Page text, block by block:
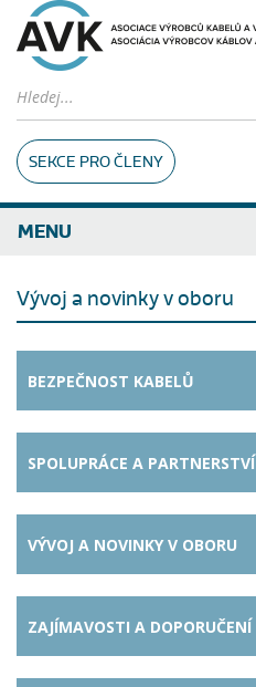
SEKCE PRO ČLENY
MENU
Vývoj a novinky v oboru
BEZPEČNOST KABELŮ
SPOLUPRÁCE A PARTNERSTVÍ
VÝVOJ A NOVINKY V OBORU
ZAJÍMAVOSTI A DOPORUČENÍ